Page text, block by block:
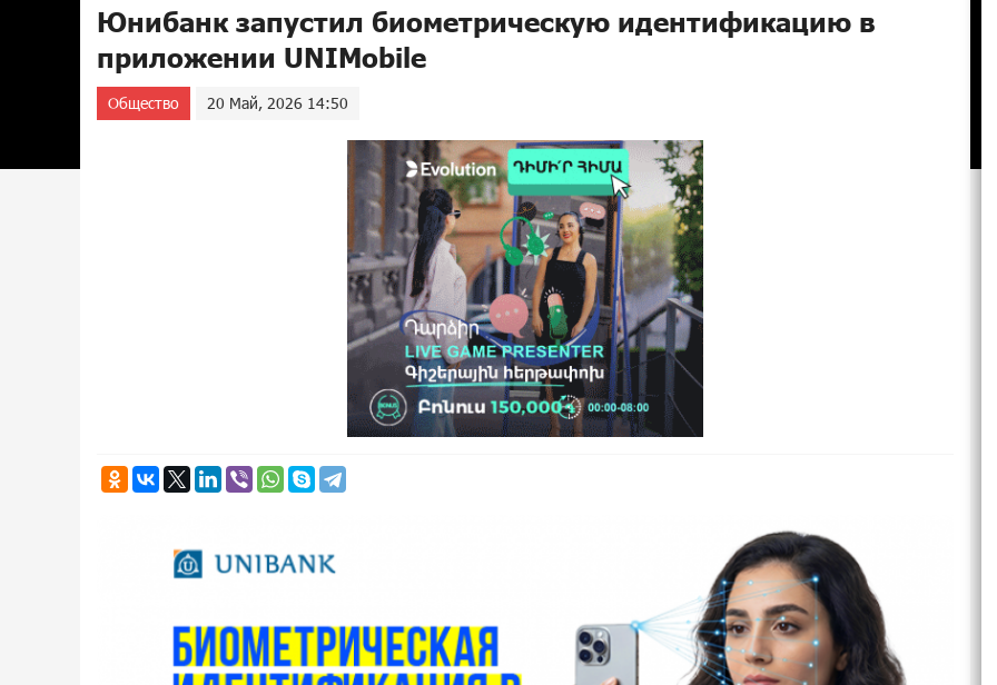
Юнибанк запустил биометрическую идентификацию в
приложении UNIMobile
Общество 20 Май, 2026 14:50